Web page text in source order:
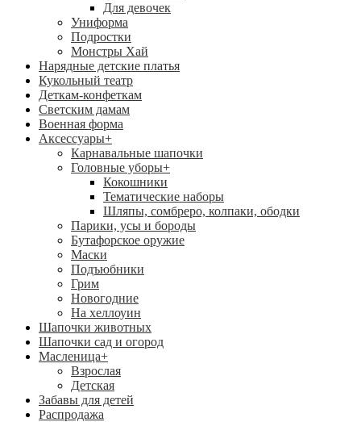
Для девочек
Униформа
Подростки
Монстры Хай
Нарядные детские платья
Кукольный театр
Деткам-конфеткам
Светским дамам
Военная форма
Аксессуары+
Карнавальные шапочки
Головные уборы+
Кокошники
Тематические наборы
Шляпы, сомбреро, колпаки, ободки
Парики, усы и бороды
Бутафорское оружие
Маски
Подъюбники
Грим
Новогодние
На хеллоуин
Шапочки животных
Шапочки сад и огород
Масленица+
Взрослая
Детская
Забавы для детей
Распродажа